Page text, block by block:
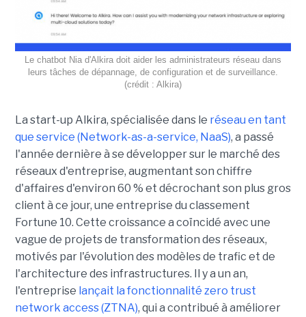
Le chatbot Nia d'Alkira doit aider les administrateurs réseau dans
leurs tâches de dépannage, de configuration et de surveillance.
(crédit : Alkira)
La start-up Alkira, spécialisée dans le réseau en tant
que service (Network-as-a-service, NaaS), a passé
l'année dernière à se développer sur le marché des
réseaux d'entreprise, augmentant son chiffre
d'affaires d'environ 60 % et décrochant son plus gros
client à ce jour, une entreprise du classement
Fortune 10. Cette croissance a coïncidé avec une
vague de projets de transformation des réseaux,
motivés par l'évolution des modèles de trafic et de
l'architecture des infrastructures. Il y a un an,
l'entreprise lançait la fonctionnalité zero trust
network access (ZTNA), qui a contribué à améliorer